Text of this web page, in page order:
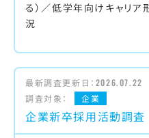
る）／低学年向けキャリ
況
最新調査更新日： 2026.07.22
調査対象：
企業
企業新卒採用活動調査